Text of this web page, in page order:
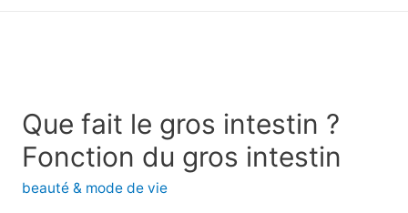
Que fait le gros intestin ?
Fonction du gros intestin
beauté & mode de vie